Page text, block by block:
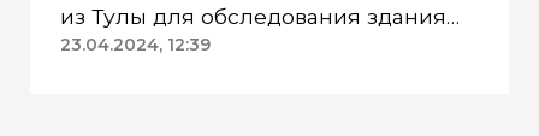
из Тулы для обследования здания
ДК «Геолог»
23.04.2024, 12:39